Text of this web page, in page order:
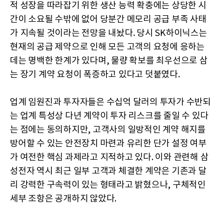
적 성장을 따라잡기 위한 생산 능력 확충에는 상당한 시
간이 소요될 수밖에 없어 당분간 메모리 공급 부족 사태
가 지속될 것이라는 전망을 내놨다. 당시 SK하이닉스는
현재의 공급 제약으로 인해 모든 고객의 요청에 응하는
데는 명백한 한계가 있다며, 물량 확보를 최우선으로 삼
는 장기 계약 요청이 폭증하고 있다고 덧붙였다.
업계 임원진과 투자자들은 수십억 달러의 투자가 수반되
는 업계 특성상 다년 계약이 투자 리스크를 줄일 수 있다
는 점에는 동의하지만, 고객사의 일방적인 계약 해지를
방어할 수 있는 안전장치 마련과 유리한 단가 설정 여부
가 여전한 핵심 과제라고 지적하고 있다. 이와 관련해 삼
성전자 역시 최근 일부 고객과 체결한 계약은 기존과 달
리 강력한 구속력이 있는 형태라고 밝혔으나, 구체적인
세부 조항은 공개하지 않았다.